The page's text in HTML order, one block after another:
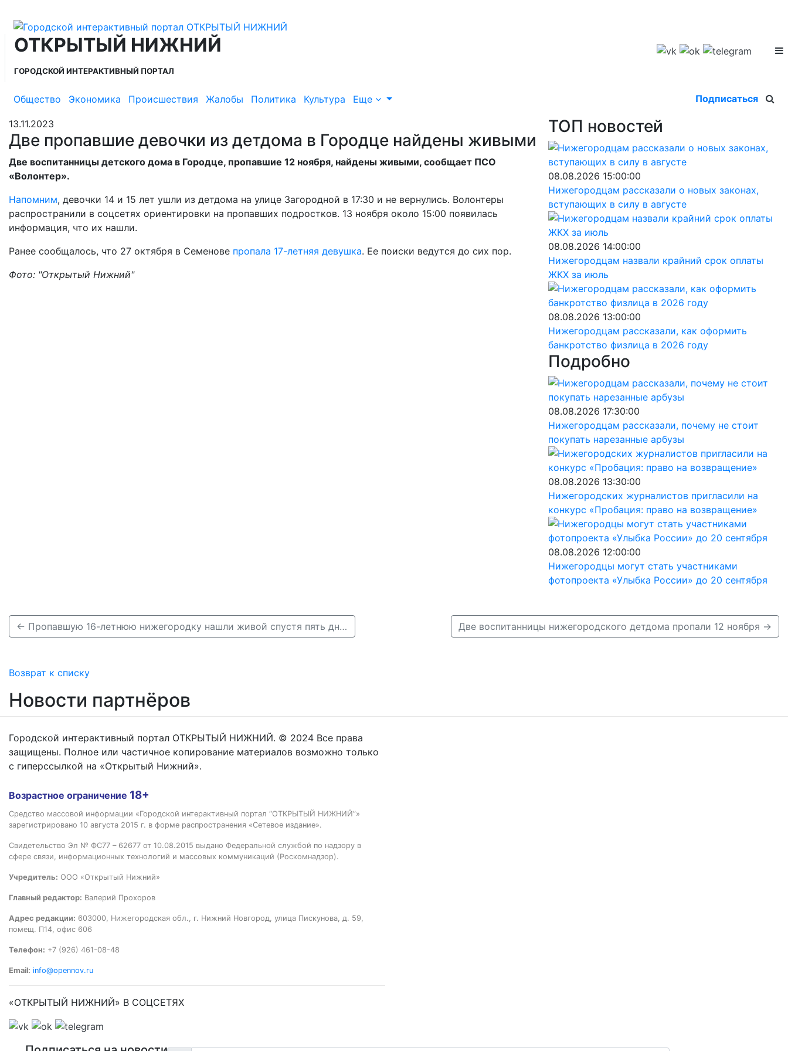
ОТКРЫТЫЙ НИЖНИЙ
ГОРОДСКОЙ ИНТЕРАКТИВНЫЙ ПОРТАЛ
Общество Экономика Происшествия Жалобы Политика Культура Еще Подписаться
13.11.2023
Две пропавшие девочки из детдома в Городце найдены живыми
Две воспитанницы детского дома в Городце, пропавшие 12 ноября, найдены живыми, сообщает ПСО
«Волонтер».
Напомним, девочки 14 и 15 лет ушли из детдома на улице Загородной в 17:30 и не вернулись. Волонтеры
распространили в соцсетях ориентировки на пропавших подростков. 13 ноября около 15:00 появилась
информация, что их нашли.
Ранее сообщалось, что 27 октября в Семенове пропала 17-летняя девушка. Ее поиски ведутся до сих пор.
Фото: "Открытый Нижний"
ТОП новостей
08.08.2026 15:00:00
Нижегородцам рассказали о новых законах,
вступающих в силу в августе
08.08.2026 14:00:00
Нижегородцам назвали крайний срок оплаты
ЖКХ за июль
08.08.2026 13:00:00
Нижегородцам рассказали, как оформить
банкротство физлица в 2026 году
Подробно
08.08.2026 17:30:00
Нижегородцам рассказали, почему не стоит
покупать нарезанные арбузы
08.08.2026 13:30:00
Нижегородских журналистов пригласили на
конкурс «Пробация: право на возвращение»
08.08.2026 12:00:00
Нижегородцы могут стать участниками
фотопроекта «Улыбка России» до 20 сентября
← Пропавшую 16-летнюю нижегородку нашли живой спустя пять дней Две воспитанницы нижегородского детдома пропали 12 ноября →
Возврат к списку
Новости партнёров
Городской интерактивный портал ОТКРЫТЫЙ НИЖНИЙ. © 2024 Все права
защищены. Полное или частичное копирование материалов возможно только
с гиперссылкой на «Открытый Нижний».
Возрастное ограничение 18+
Средство массовой информации «Городской интерактивный портал “ОТКРЫТЫЙ НИЖНИЙ”»
зарегистрировано 10 августа 2015 г. в форме распространения «Сетевое издание».
Свидетельство Эл № ФС77 – 62677 от 10.08.2015 выдано Федеральной службой по надзору в
сфере связи, информационных технологий и массовых коммуникаций (Роскомнадзор).
Учредитель: ООО «Открытый Нижний»
Главный редактор: Валерий Прохоров
Адрес редакции: 603000, Нижегородская обл., г. Нижний Новгород, улица Пискунова, д. 59,
помещ. П14, офис 606
Телефон: +7 (926) 461-08-48
Email: info@opennov.ru
«ОТКРЫТЫЙ НИЖНИЙ» В СОЦСЕТЯХ